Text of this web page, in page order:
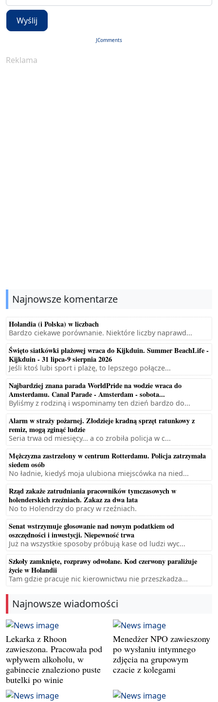
Wyślij
JComments
Reklama
Najnowsze komentarze
Holandia (i Polska) w liczbach
Bardzo ciekawe porównanie. Niektóre liczby naprawd...
Święto siatkówki plażowej wraca do Kijkduin. Summer BeachLife -
Kijkduin - 31 lipca-9 sierpnia 2026
Jeśli ktoś lubi sport i plażę, to lepszego połącze...
Najbardziej znana parada WorldPride na wodzie wraca do
Amsterdamu. Canal Parade - Amsterdam - sobota...
Byliśmy z rodziną i wspominamy ten dzień bardzo do...
Alarm w straży pożarnej. Złodzieje kradną sprzęt ratunkowy z
remiz, mogą zginąć ludzie
Seria trwa od miesięcy... a co zrobiła policja w c...
Mężczyzna zastrzelony w centrum Rotterdamu. Policja zatrzymała
siedem osób
No ładnie, kiedyś moja ulubiona miejscówka na nied...
Rząd zakaże zatrudniania pracowników tymczasowych w
holenderskich rzeźniach. Zakaz za dwa lata
No to Holendrzy do pracy w rzeźniach.
Senat wstrzymuje głosowanie nad nowym podatkiem od
oszczędności i inwestycji. Niepewność trwa
Już na wszystkie sposoby próbują kase od ludzi wyc...
Szkoły zamknięte, rozprawy odwołane. Kod czerwony paraliżuje
życie w Holandii
Tam gdzie pracuje nic kierownictwu nie przeszkadza...
Najnowsze wiadomości
Lekarka z Rhoon
zawieszona. Pracowała pod
wpływem alkoholu, w
gabinecie znaleziono puste
butelki po winie
Menedżer NPO zawieszony
po wysłaniu intymnego
zdjęcia na grupowym
czacie z kolegami